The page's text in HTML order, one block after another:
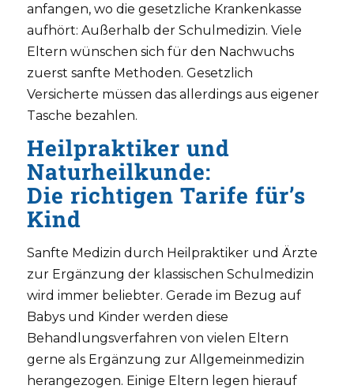
anfangen, wo die gesetzliche Krankenkasse
aufhört: Außerhalb der Schulmedizin. Viele
Eltern wünschen sich für den Nachwuchs
zuerst sanfte Methoden. Gesetzlich
Versicherte müssen das allerdings aus eigener
Tasche bezahlen.
Heilpraktiker und
Naturheilkunde:
Die richtigen Tarife für’s
Kind
Sanfte Medizin durch Heilpraktiker und Ärzte
zur Ergänzung der klassischen Schulmedizin
wird immer beliebter. Gerade im Bezug auf
Babys und Kinder werden diese
Behandlungsverfahren von vielen Eltern
gerne als Ergänzung zur Allgemeinmedizin
herangezogen. Einige Eltern legen hierauf